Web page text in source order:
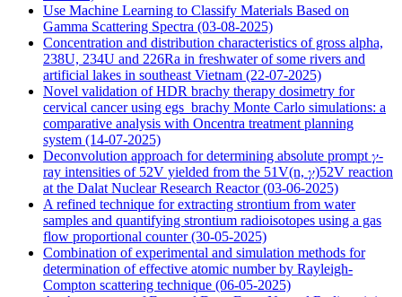
Use Machine Learning to Classify Materials Based on
Gamma Scattering Spectra (03-08-2025)
Concentration and distribution characteristics of gross alpha,
238U, 234U and 226Ra in freshwater of some rivers and
artificial lakes in southeast Vietnam (22-07-2025)
Novel validation of HDR brachy therapy dosimetry for
cervical cancer using egs_brachy Monte Carlo simulations: a
comparative analysis with Oncentra treatment planning
system (14-07-2025)
Deconvolution approach for determining absolute prompt 𝛾-
ray intensities of 52V yielded from the 51V(n, 𝛾)52V reaction
at the Dalat Nuclear Research Reactor(03-06-2025)
A refined technique for extracting strontium from water
samples and quantifying strontium radioisotopes using a gas
flow proportional counter(30-05-2025)
Combination of experimental and simulation methods for
determination of effective atomic number by Rayleigh-
Compton scattering technique (06-05-2025)